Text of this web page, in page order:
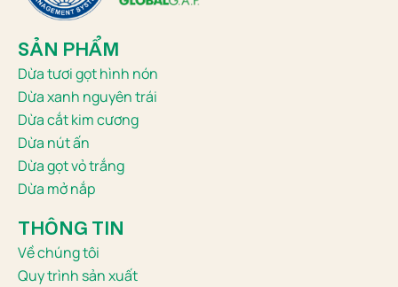
SẢN PHẨM
Dừa tươi gọt hình nón
Dừa xanh nguyên trái
Dừa cắt kim cương
Dừa nút ấn
Dừa gọt vỏ trắng
Dừa mở nắp
THÔNG TIN
Về chúng tôi
Quy trình sản xuất